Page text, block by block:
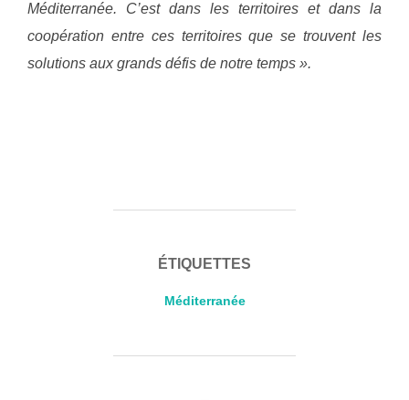
Méditerranée. C’est dans les territoires et dans la
coopération entre ces territoires que se trouvent les
solutions aux grands défis de notre temps ».
ÉTIQUETTES
Méditerranée